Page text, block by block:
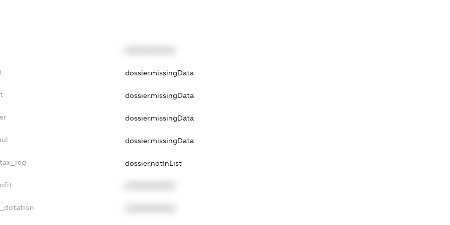
dossier.missingData
dossier.missingData
dossier.missingData
dossier.missingData
dossier.notInList